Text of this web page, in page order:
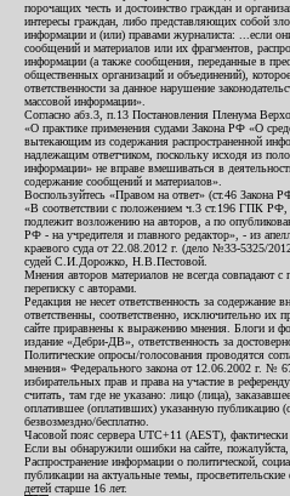
порочащих честь и достоинство граждан и
интересы граждан, либо представляющих собой
информации и (или) правами журналиста: ...если
сообщений и материалов или их фрагментов,
информации (а также сообщения, переданные в
общественных организаций и объединений),
ответственности за данное нарушение
массовой информации».
Согласно абз.3, п.13 Постановления Пленума
«О практике применения судами Закона РФ «О
вытекающим из содержания распространенной
надлежащим ответчиком, поскольку исходя из
информации» не вправе вмешиваться в
содержание сообщений и материалов».
Воспользуйтесь «Правом на ответ» (ст.46
«В соответствии с положением ч.3 ст.196 ГПК РФ,
подлежит возложению на авторов, а по
РФ - на учредителя и главного редактор», - из
краевого суда от 22.08.2012 г. (дело №33-5325/
судей С.И.Дорожко, Н.В.Пестовой.
Мнения авторов материалов не всегда совпадают с
переписку с авторами.
Редакция не несет ответственность за
ответственны, соответственно, исключительно их
сайте приравнены к выражению мнения. Блоги и
издание «Дебри-ДВ», ответственность за
Политические опросы/голосования проводятся
мнения» Федерального закона от 12.06.2002 г. №
избирательных прав и права на участие в
считать, там где не указано: лицо (лица),
оплатившее (оплативших) указанную публикацию
безвозмездно/бесплатно.
Часовой пояс сервера UTC+11 (AEST), фактически
Если вы обнаружили ошибки на сайте, пожалуйста,
Распространение информации о политической,
публикации на актуальные темы,
детей старше 16 лет.